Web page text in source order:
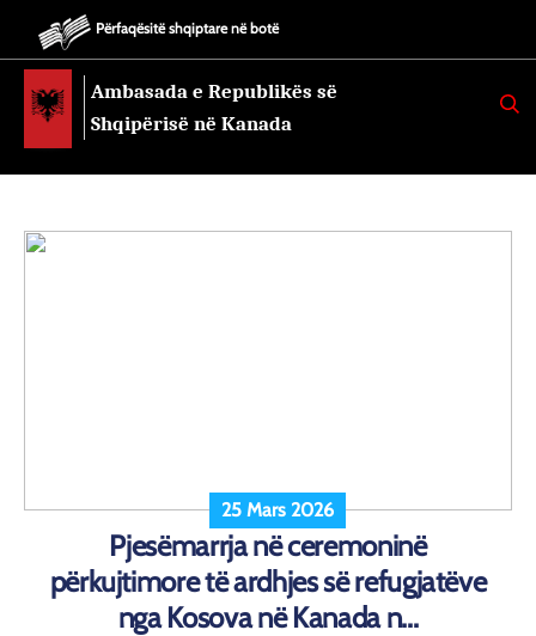
Përfaqësitë shqiptare në botë
Ambasada e Republikës së
Shqipërisë në Kanada
K
E
25 Mars 2026
Pjesëmarrja në ceremoninë
përkujtimore të ardhjes së refugjatëve
nga Kosova në Kanada n...